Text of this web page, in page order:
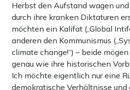
Herbst den Aufstand wagen
durch ihre kranken Diktaturen
möchten ein Kalifat („Global
anderen den Kommunismus
climate change!“) – beide
genau wie ihre historischen
Ich möchte eigentlich nur eine
demokratische Verhältnisse und